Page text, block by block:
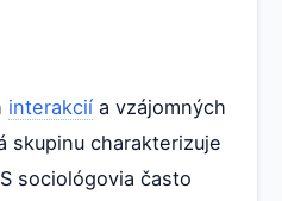
interakcií a vzájomných
skupinu charakterizuje
sociológovia často